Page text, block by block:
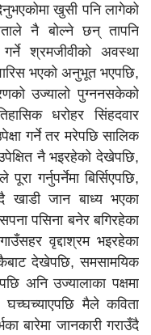
खुसी पनि लागेको
नै बोल्ने छन् तापनि
श्रमजीवीको अवस्था
भएको अनुभूत भएपछि,
उज्यालो पुग्ननसकेको
धरोहर सिंहदवार
गर्ने तर मरेपछि सालिक
नै भइरहेको देखेपछि,
गर्नुपर्नेमा बिर्सिएपछि,
जान बाध्य भएका
पसिना बनेर बगिरहेका
वृद्दाश्रम भइरहेका
देखेपछि, समसामयिक
अनि उज्यालाका पक्षमा
मैले कविता
बारेमा जानकारी गराउँदै